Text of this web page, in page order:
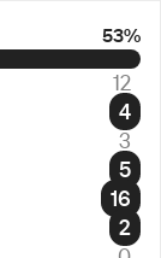
53%
12
4
3
5
16
2